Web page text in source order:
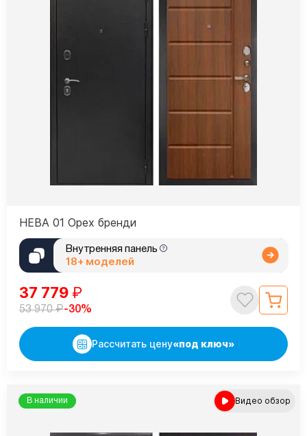
НЕВА 01 Орех бренди
Внутренняя панель
18+ моделей
37 779 ₽
53 970₽-30%
Рассчитать цену«под ключ»
В наличии Видео обзор